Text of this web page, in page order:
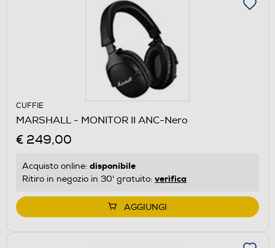
CUFFIE
MARSHALL - MONITOR II ANC-Nero
€ 249,00
Acquisto online: disponibile
Ritiro in negozio in 30' gratuito: verifica
AGGIUNGI